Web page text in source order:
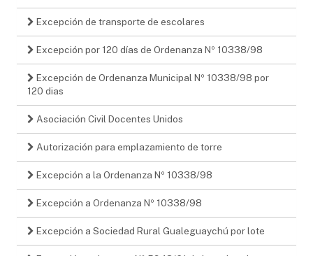
Excepción de transporte de escolares
Excepción por 120 días de Ordenanza Nº 10338/98
Excepción de Ordenanza Municipal Nº 10338/98 por
120 dias
Asociación Civil Docentes Unidos
Autorización para emplazamiento de torre
Excepción a la Ordenanza Nº 10338/98
Excepción a Ordenanza Nº 10338/98
Excepción a Sociedad Rural Gualeguaychú por lote